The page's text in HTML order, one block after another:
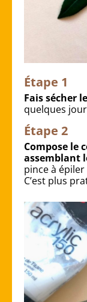
Étape 1
Fais sécher
quelques
Étape 2
Compose le
assemblant
pince à
C’est plus